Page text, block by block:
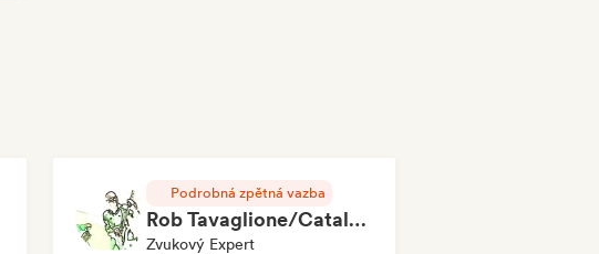
Podrobná zpětná vazba
Rob Tavaglione/Catalyst Recording
Zvukový Expert